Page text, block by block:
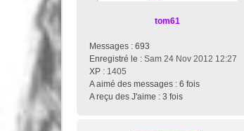
tom61
Messages : 693
Enregistré le : Sam 24 Nov 2012 12:27
XP : 1405
A aimé des messages : 6 fois
A reçu des J'aime : 3 fois